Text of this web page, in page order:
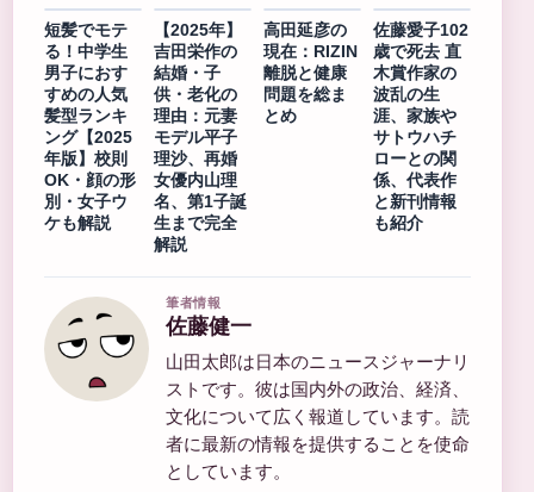
短髪でモテ
る！中学生
男子におす
すめの人気
髪型ランキ
ング【2025
年版】校則
OK・顔の形
別・女子ウ
ケも解説
【2025年】
吉田栄作の
結婚・子
供・老化の
理由：元妻
モデル平子
理沙、再婚
女優内山理
名、第1子誕
生まで完全
解説
高田延彦の
現在：RIZIN
離脱と健康
問題を総ま
とめ
佐藤愛子102
歳で死去 直
木賞作家の
波乱の生
涯、家族や
サトウハチ
ローとの関
係、代表作
と新刊情報
も紹介
筆者情報
佐藤健一
山田太郎は日本のニュースジャーナリ
ストです。彼は国内外の政治、経済、
文化について広く報道しています。読
者に最新の情報を提供することを使命
としています。